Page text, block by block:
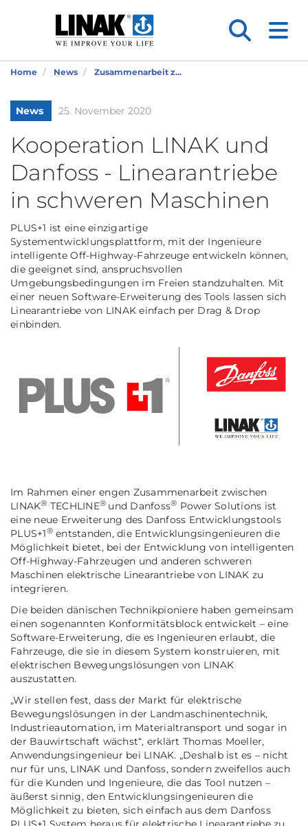
Home News Zusammenarbeit z...
News 25. November 2020
Kooperation LINAK und
Danfoss ­- Linearantriebe
in schweren Maschinen
PLUS+1 ist eine einzigartige
Systementwicklungsplattform, mit der Ingenieure
intelligente Off-Highway-Fahrzeuge entwickeln können,
die geeignet sind, anspruchsvollen
Umgebungsbedingungen im Freien standzuhalten. Mit
einer neuen Software-Erweiterung des Tools lassen sich
Linearantriebe von LINAK einfach per Drag & Drop
einbinden.
Im Rahmen einer engen Zusammenarbeit zwischen
LINAK® TECHLINE® und Danfoss® Power Solutions ist
eine neue Erweiterung des Danfoss Entwicklungstools
PLUS+1®entstanden, die Entwicklungsingenieuren die
Möglichkeit bietet, bei der Entwicklung von intelligenten
Off-Highway-Fahrzeugen und anderen schweren
Maschinen elektrische Linearantriebe von LINAK zu
integrieren.
Die beiden dänischen Technikpioniere haben gemeinsam
einen sogenannten Konformitätsblock entwickelt – eine
Software-Erweiterung, die es Ingenieuren erlaubt, die
Fahrzeuge, die sie in diesem System konstruieren, mit
elektrischen Bewegungslösungen von LINAK
auszustatten.
„Wir stellen fest, dass der Markt für elektrische
Bewegungslösungen in der Landmaschinentechnik,
Industrieautomation, im Materialtransport und sogar in
der Bauwirtschaft wächst“, erklärt Thomas Moeller,
Anwendungsingenieur bei LINAK. „Deshalb ist es – nicht
nur für uns, LINAK und Danfoss, sondern zweifellos auch
für die Kunden und Ingenieure, die das Tool nutzen –
äußerst sinnig, den Entwicklungsingenieuren die
Möglichkeit zu bieten, sich einfach aus dem Danfoss